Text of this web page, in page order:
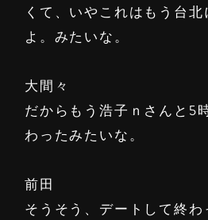
くて、いやこれはもう台
よ。みたいな。
大間々
だからもう浩子ｎさんと5
わったみたいな。
前田
そうそう、デートして終